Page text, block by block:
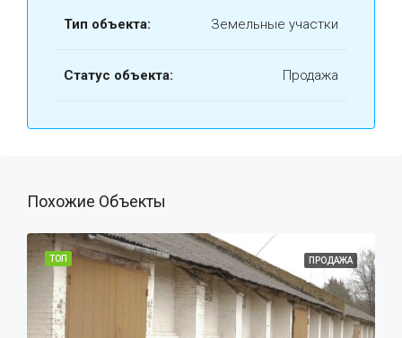
Тип объекта: Земельные участки
Статус объекта: Продажа
Похожие Объекты
ТОП ПРОДАЖА